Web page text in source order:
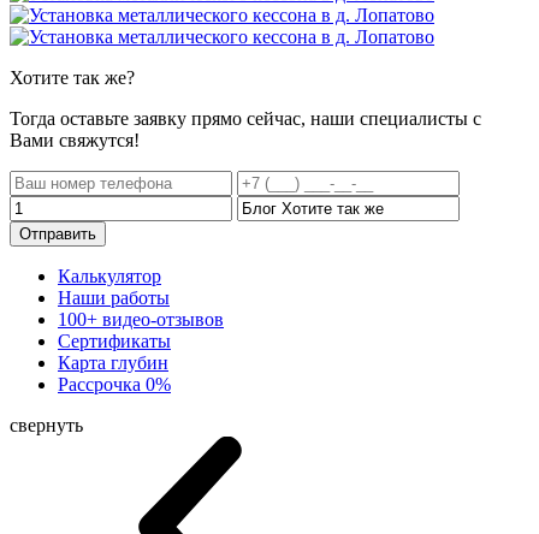
Хотите так же?
Тогда оставьте заявку прямо сейчас, наши специалисты с
Вами свяжутся!
Отправить
Калькулятор
Наши работы
100+ видео-отзывов
Сертификаты
Карта глубин
Рассрочка 0%
свернуть